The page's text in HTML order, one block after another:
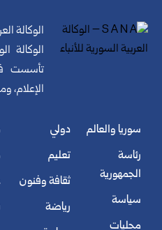
الوكالة
الوكالة
الإعلام،
سوريا والعالم
رئاسة
الجمهورية
سياسة
محليات
دولي
تعليم
ثقافة وفنون
رياضة